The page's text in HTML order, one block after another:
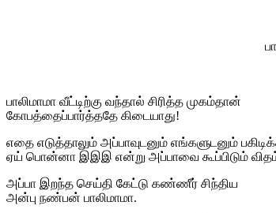
பாலிமாமா வீட்டிற்கு வந்தால் சிரித்த முகம்தான்
கோபத்தைப்பார்த்ததே கிடையாது!
எதை எடுத்தாலும் அப்பாவுடனும் எங்களுடனும்
ஏய் பொன்னா இஇஇ என்று அப்பாவை கூப்பிடும்
அப்பா இறந்த செய்தி கேட்டு கண்ணீர் சிந்திய
அன்பு நண்பன் பாலிமாமா.